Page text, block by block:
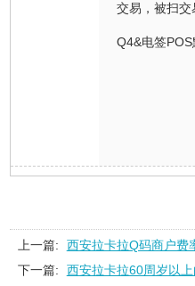
交易，被扫交
Q4&电签POS
上一篇:
西安拉卡拉Q码商户费
下一篇:
西安拉卡拉60周岁以